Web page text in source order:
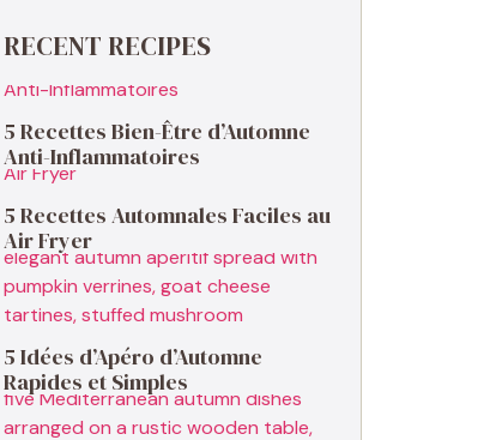
RECENT RECIPES
5 Recettes Bien-Être d’Automne
Anti-Inflammatoires
5 Recettes Automnales Faciles au
Air Fryer
5 Idées d’Apéro d’Automne
Rapides et Simples